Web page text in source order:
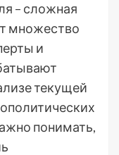
– сложная
множество
и
текущей
понимать,